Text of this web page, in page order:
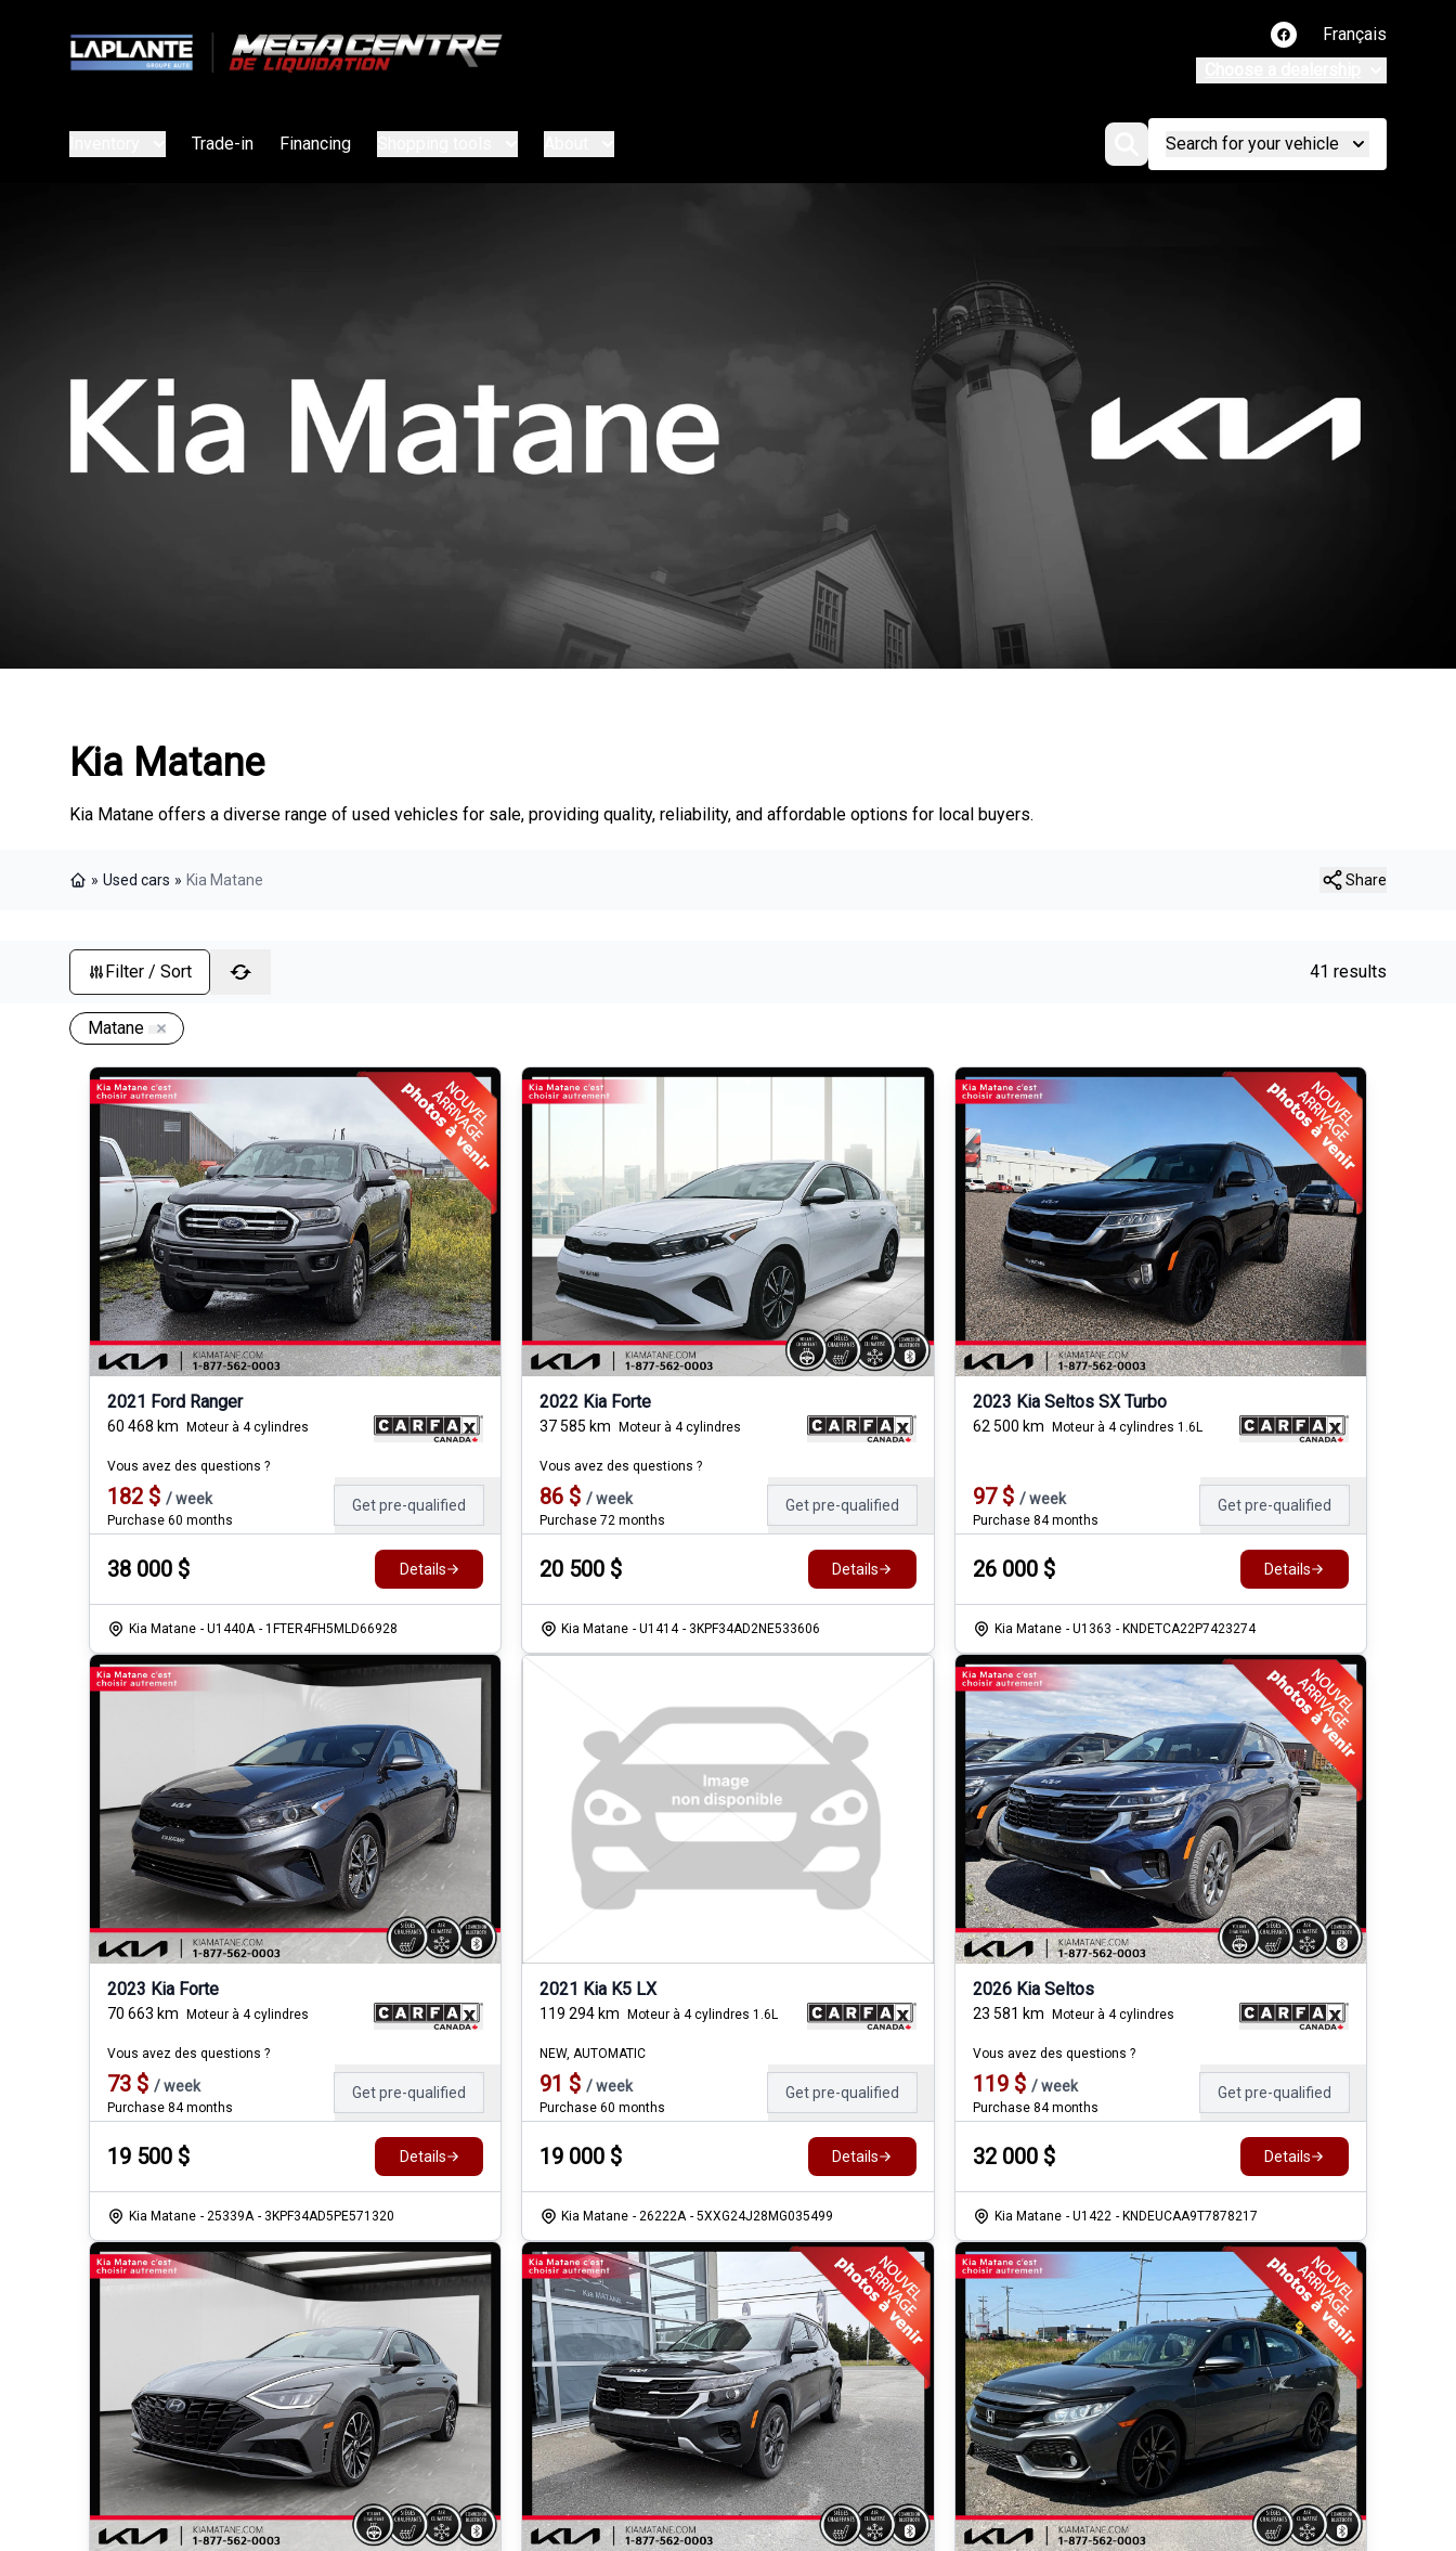
Link to our Facebook
Français
Trade-in Financing Search for your vehicle
Kia Matane
Kia Matane offers a diverse range of used vehicles for sale, providing quality, reliability, and affordable options for local buyers.
» Used cars » Kia Matane Share
Filter / Sort 41 results
Matane
2021 Ford Ranger
60 468 km Moteur à 4 cylindres
Vous avez des questions ?
182 $ /week
Purchase 60 months
Get pre-qualified
38 000 $ Details
Kia Matane - U1440A - 1FTER4FH5MLD66928
2022 Kia Forte
37 585 km Moteur à 4 cylindres
Vous avez des questions ?
86 $ / week
Purchase 72 months
Get pre-qualified
20 500 $ Details
Kia Matane - U1414 - 3KPF34AD2NE533606
2023 Kia Seltos SX Turbo
62 500 km Moteur à 4 cylindres 1.6L
97$ / week
Purchase 84 months
Get pre-qualified
26 000$ Details
Kia Matane - U1363 - KNDETCA22P7423274
2023 Kia Forte
70 663 km Moteur à 4 cylindres
Vous avez des questions ?
73 $ /week
Purchase 84 months
Get pre-qualified
19 500 $ Details
Kia Matane - 25339A - 3KPF34AD5PE571320
2021 Kia K5 LX
119 294 km Moteur à 4 cylindres 1.6L
NEW, AUTOMATIC
91 $ / week
Purchase 60 months
Get pre-qualified
19 000 $ Details
Kia Matane - 26222A - 5XXG24J28MG035499
2026 Kia Seltos
23 581 km Moteur à 4 cylindres
Vous avez des questions ?
119$ / week
Purchase 84 months
Get pre-qualified
32 000$ Details
Kia Matane - U1422 - KNDEUCAA9T7878217